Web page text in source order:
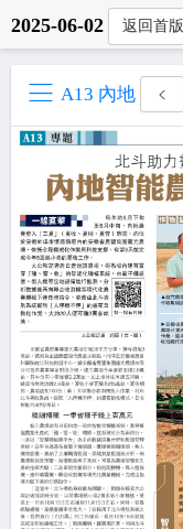
2025-06-02 返回首版
A13 內地